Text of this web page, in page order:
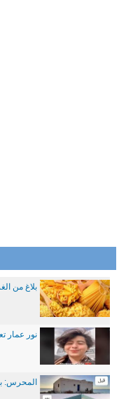
بلاغ من
نور عمار
المحرس: